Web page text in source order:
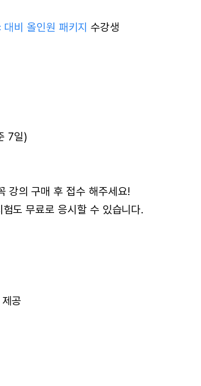
비 올인원 패키지 수강생
7일)
강의 구매 후 접수 해주세요!
도 무료로 응시할 수 있습니다.
공